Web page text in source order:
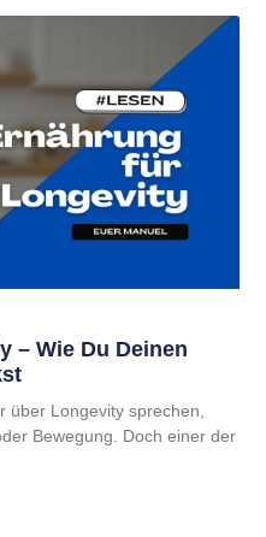
– Wie Du Deinen
über Longevity sprechen,
Bewegung. Doch einer der